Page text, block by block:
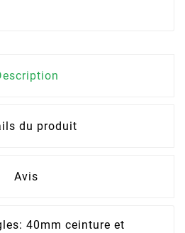
du produit
Avis
40mm ceinture et